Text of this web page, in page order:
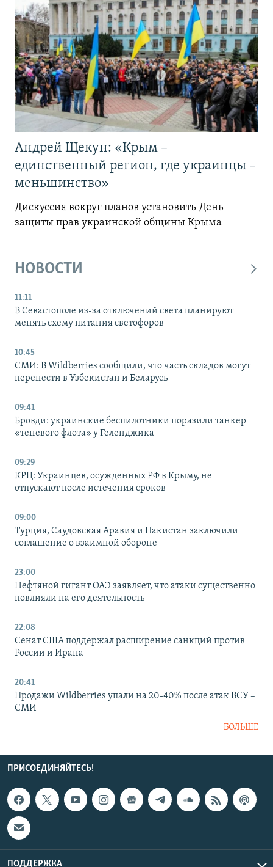
Андрей Щекун: «Крым –
единственный регион, где украинцы –
меньшинство»
Дискуссия вокруг планов установить День
защиты прав украинской общины Крыма
НОВОСТИ
11:11
В Севастополе из-за отключений света планируют
менять схему питания светофоров
10:45
СМИ: В Wildberries сообщили, что часть складов могут
перенести в Узбекистан и Беларусь
09:41
Бровди: украинские беспилотники поразили танкер
«теневого флота» у Геленджика
09:29
КРЦ: Украинцев, осужденных РФ в Крыму, не
отпускают после истечения сроков
09:00
Турция, Саудовская Аравия и Пакистан заключили
соглашение о взаимной обороне
23:00
Нефтяной гигант ОАЭ заявляет, что атаки существенно
повлияли на его деятельность
22:08
Сенат США поддержал расширение санкций против
России и Ирана
20:41
Продажи Wildberries упали на 20-40% после атак ВСУ –
СМИ
БОЛЬШЕ
ПРИСОЕДИНЯЙТЕСЬ!
ПОДДЕРЖКА